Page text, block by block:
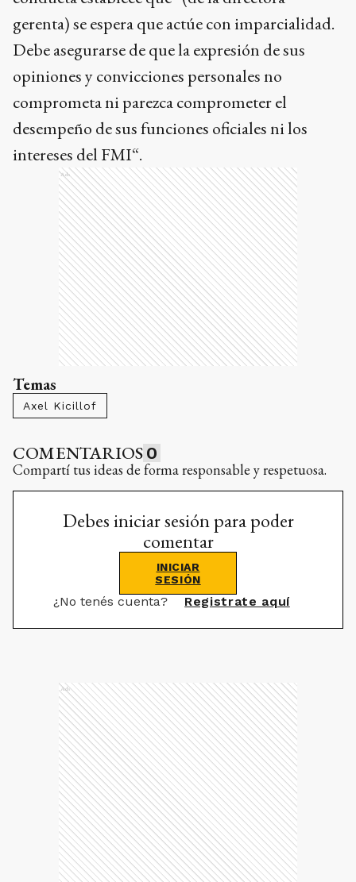
gerenta) se espera que actúe con imparcialidad.
Debe asegurarse de que la expresión de sus
opiniones y convicciones personales no
comprometa ni parezca comprometer el
desempeño de sus funciones oficiales ni los
intereses del FMI“.
Ads
Temas
Axel Kicillof
COMENTARIOS 0
Compartí tus ideas de forma responsable y respetuosa.
Debes iniciar sesión para poder
comentar
INICIAR
SESIÓN
¿No tenés cuenta? Registrate aquí
Ads